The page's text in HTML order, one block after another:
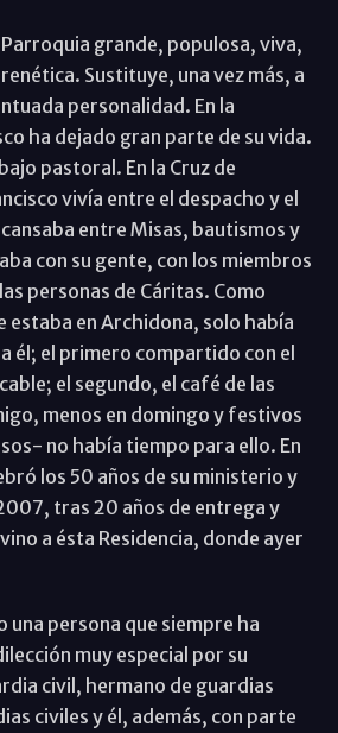
Parroquia grande, populosa, viva,
Sustituye, una vez más, a
personalidad. En la
ha dejado gran parte de su vida.
pastoral. En la Cruz de
vivía entre el despacho y el
entre Misas, bautismos y
con su gente, con los miembros
personas de Cáritas. Como
estaba en Archidona, solo había
él; el primero compartido con el
el segundo, el café de las
menos en domingo y festivos
no había tiempo para ello. En
los 50 años de su ministerio y
tras 20 años de entrega y
a ésta Residencia, donde ayer
una persona que siempre ha
muy especial por su
civil, hermano de guardias
civiles y él, además, con parte